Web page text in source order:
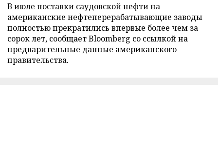
В июле поставки саудовской нефти на
американские нефтеперерабатывающие заводы
полностью прекратились впервые более чем за
сорок лет, сообщает Bloomberg со ссылкой на
предварительные данные американского
правительства.